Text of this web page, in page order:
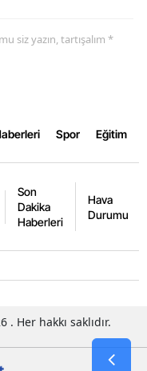
siz yazın, tartışalım *
Spor Eğitim
Son
Dakika
Haberleri
Hava
Durumu
Her hakkı saklıdır.